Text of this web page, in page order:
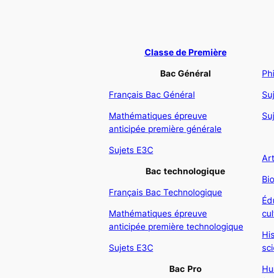
Classe de Première
Bac Général
Français Bac Général
Mathématiques épreuve
anticipée première générale
Sujets E3C
Bac technologique
Français Bac Technologique
Mathématiques épreuve
anticipée première technologique
Sujets E3C
Bac Pro